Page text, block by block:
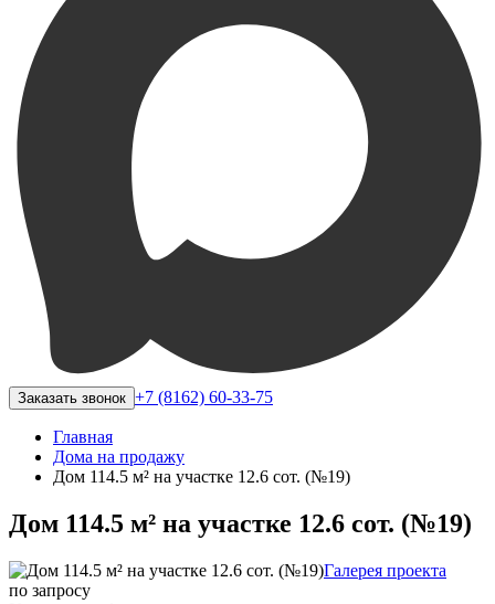
Заказать звонок +7 (8162) 60-33-75
Главная
Дома на продажу
Дом 114.5 м² на участке 12.6 сот. (№19)
Дом 114.5 м² на участке 12.6 сот. (№19)
Галерея проекта
по запросу